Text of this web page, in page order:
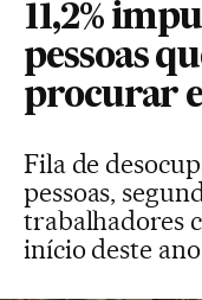
11,2%
pessoas
procurar
Fila de
pessoas,
trabalhadores
início deste ano